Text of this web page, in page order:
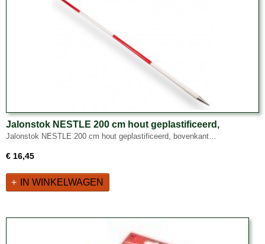
Jalonstok NESTLE 200 cm hout geplastificeerd,
bovenkant rood, met metalen punt
Jalonstok NESTLE 200 cm hout geplastificeerd, bovenkant…
€ 16,45
IN WINKELWAGEN